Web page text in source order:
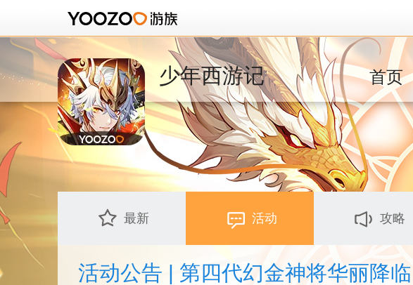
少年西游记 首页
最新 活动 攻略
活动公告 | 第四代幻金神将华丽降